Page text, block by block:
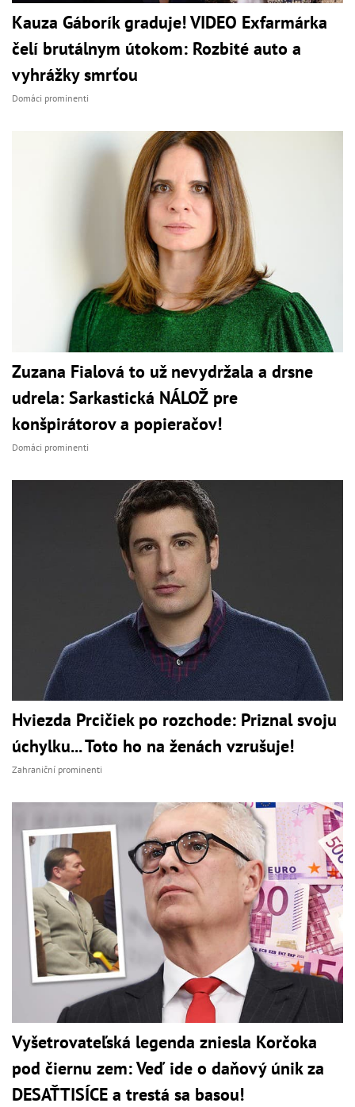
Kauza Gáborík graduje! VIDEO Exfarmárka
čelí brutálnym útokom: Rozbité auto a
vyhrážky smrťou
Domáci prominenti
Zuzana Fialová to už nevydržala a drsne
udrela: Sarkastická NÁLOŽ pre
konšpirátorov a popieračov!
Domáci prominenti
Hviezda Prcičiek po rozchode: Priznal svoju
úchylku... Toto ho na ženách vzrušuje!
Zahraniční prominenti
Vyšetrovateľská legenda zniesla Korčoka
pod čiernu zem: Veď ide o daňový únik za
DESAŤTISÍCE a trestá sa basou!